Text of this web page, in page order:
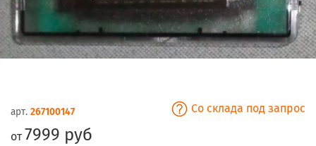
арт. 267100147 Со склада под запрос
от7999 руб